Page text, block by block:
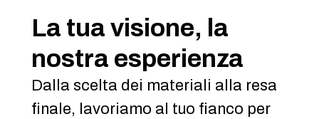
La tua visione, la
nostra esperienza
Dalla scelta dei materiali alla resa
finale, lavoriamo al tuo fianco per